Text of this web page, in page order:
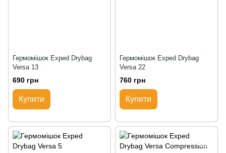
Гермомішок Exped Drybag
Versa 13
690 грн
Купити
Гермомішок Exped Drybag
Versa 22
760 грн
Купити